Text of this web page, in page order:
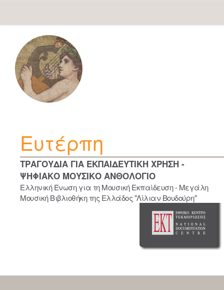
navigation
Ευτέρπη
ΤΡΑΓΟΥΔΙΑ ΓΙΑ ΕΚΠΑΙΔΕΥΤΙΚΗ ΧΡΗΣΗ -
ΨΗΦΙΑΚΟ ΜΟΥΣΙΚΟ ΑΝΘΟΛΟΓΙΟ
Ελληνική Ένωση για τη Μουσική Εκπαίδευση - Μεγάλη
Μουσική Βιβλιοθήκη της Ελλάδος "Λίλιαν Βουδούρη"